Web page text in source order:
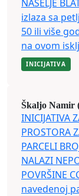
NASELJE
izlaza sa
50 ili više
na ovom
INICIJATIVA
Škaljo Namir
INICIJATIVA
PROSTORA
PARCELI
NALAZI
POVRŠINE
navedenoj